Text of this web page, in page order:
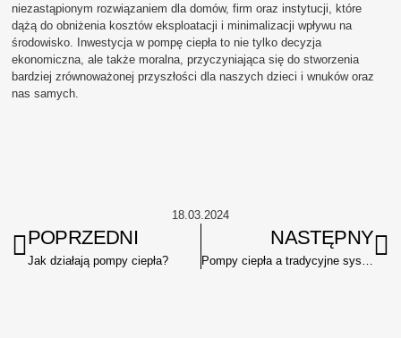
niezastąpionym rozwiązaniem dla domów, firm oraz instytucji, które
dążą do obniżenia kosztów eksploatacji i minimalizacji wpływu na
środowisko. Inwestycja w pompę ciepła to nie tylko decyzja
ekonomiczna, ale także moralna, przyczyniająca się do stworzenia
bardziej zrównoważonej przyszłości dla naszych dzieci i wnuków oraz
nas samych.
18.03.2024
POPRZEDNI
Jak działają pompy ciepła?
NASTĘPNY
Pompy ciepła a tradycyjne systemy grzewcze